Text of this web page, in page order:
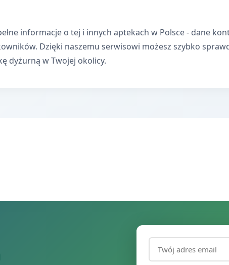
informacje o tej i innych aptekach w Polsce - dane
Dzięki naszemu serwisowi możesz szybko
dyżurną w Twojej okolicy.
Adres email